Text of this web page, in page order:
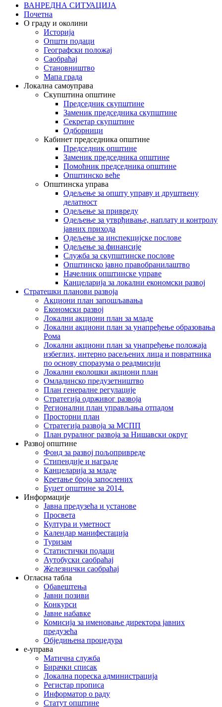
ВАНРЕДНА СИТУАЦИЈА
Почетна
О граду и околини
Историја
Општи подаци
Географски положај
Саобраћај
Становништво
Мапа града
Локална самоуправа
Скупштина општине
Председник скупштине
Заменик председника скупштине
Секретар скупштине
Одборници
Кабинет председника општине
Председник општине
Заменик председника општине
Помоћник председника општине
Општинско веће
Општинска управа
Одељење за општу управу и друштвену
делатност
Одељење за привреду
Одељење за утврђивање, наплату и контролу
јавних прихода
Одељење за инспекцијске послове
Одељење за финансије
Служба за скупштинске послове
Општинско јавно правобранилаштво
Начелник општинске управе
Канцеларија за локални економски развој
Стратешки планови развоја
Акциони план запошљавања
Економски развој
Локални акциони план за младе
Локални акциони план за унапређење образовања
Рома
Локални акциони план за унапређење положаја
избеглих, интерно расељених лица и повратника
по основу споразума о реадмисији
Локални еколошки акциони план
Омладинско предузетништво
План генералне регулације
Стратегија одрживог развоја
Регионални план управљања отпадом
Просторни план
Стратегија развоја за МСПП
План руралног развоја за Нишавски округ
Развој општине
Фонд за развој пољопривреде
Стипендије и награде
Канцеларија за младе
Кретање броја запослених
Буџет општине за 2014.
Информације
Јавна предузећа и установе
Просвета
Култура и уметност
Календар манифестација
Туризам
Статистички подаци
Аутобуски саобраћај
Железнички саобраћај
Огласна табла
Обавештења
Јавни позиви
Конкурси
Јавне набавке
Комисија за именовање директора јавних
предузећа
Обједињена процедура
е-управа
Матична служба
Бирачки списак
Локална пореска администрација
Регистар прописа
Информатор о раду
Статут општине